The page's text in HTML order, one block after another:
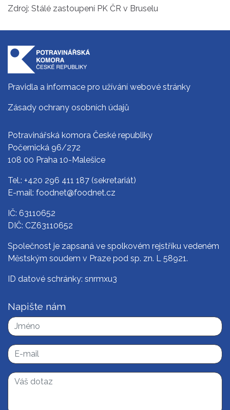
Zdroj: Stálé zastoupení PK ČR v Bruselu
Pravidla a informace pro užívání webové stránky
Zásady ochrany osobních údajů
Potravinářská komora České republiky
Počernická 96/272
108 00 Praha 10-Malešice
Tel.: +420 296 411 187 (sekretariát)
E-mail: foodnet@foodnet.cz
IČ: 63110652
DIČ: CZ63110652
Společnost je zapsaná ve spolkovém rejstříku vedeném
Městským soudem v Praze pod sp. zn. L 58921.
ID datové schránky: snrmxu3
Napište nám